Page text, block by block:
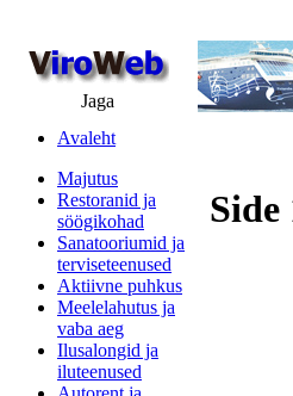
Jaga
Avaleht
Majutus
Restoranid ja
söögikohad
Sanatooriumid ja
terviseteenused
Aktiivne puhkus
Meelelahutus ja
vaba aeg
Ilusalongid ja
iluteenused